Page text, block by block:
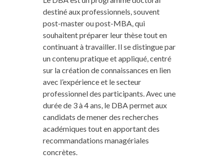
destiné aux professionnels, souvent
post-master ou post-MBA, qui
souhaitent préparer leur thèse tout en
continuant à travailler. Il se distingue par
un contenu pratique et appliqué, centré
sur la création de connaissances en lien
avec l’expérience et le secteur
professionnel des participants. Avec une
durée de 3 à 4 ans, le DBA permet aux
candidats de mener des recherches
académiques tout en apportant des
recommandations managériales
concrètes.